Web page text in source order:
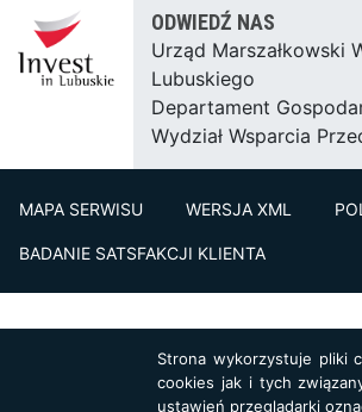
ODWIEDŹ NAS
Urząd Marszałkowski
Lubuskiego
Departament
Wydział Wsparcia
MAPA SERWISU WERSJA XML
BADANIE SATSFAKCJI KLIENTA
Strona wykorzystuje pliki
cookies jak i tych
ustawień przeglądarki